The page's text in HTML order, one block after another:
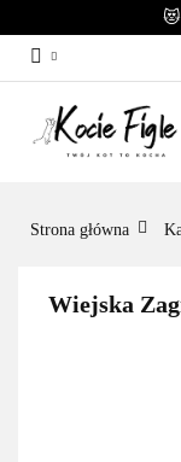
Strona główna
Wiejska